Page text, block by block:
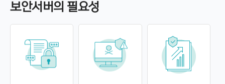
보안서버의 필요성